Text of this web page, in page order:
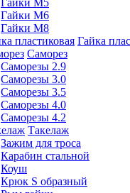
Гайки М5
Гайки М6
Гайки М8
Гайка
Саморез
Саморезы 2.9
Саморезы 3.0
Саморезы 3.5
Саморезы 4.0
Саморезы 4.2
Такелаж
Зажим для троса
Карабин стальной
Коуш
Крюк S образный